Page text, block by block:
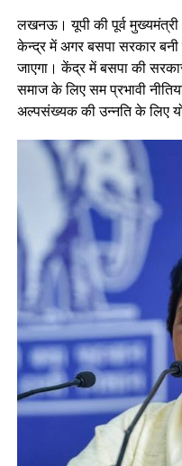
लखनऊ। यूपी की पूर्व
केन्द्र में अगर बसपा सरकार बनी
जाएगा। केंद्र में बसपा की
समाज के लिए सम प्रभावी
अल्पसंख्यक की उन्नति के लिए